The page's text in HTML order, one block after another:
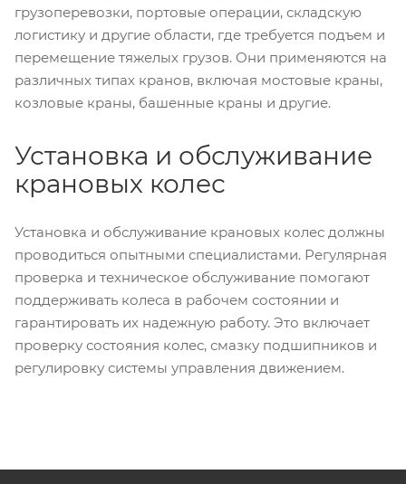
грузоперевозки, портовые операции, складскую
логистику и другие области, где требуется подъем и
перемещение тяжелых грузов. Они применяются на
различных типах кранов, включая мостовые краны,
козловые краны, башенные краны и другие.
Установка и обслуживание
крановых колес
Установка и обслуживание крановых колес должны
проводиться опытными специалистами. Регулярная
проверка и техническое обслуживание помогают
поддерживать колеса в рабочем состоянии и
гарантировать их надежную работу. Это включает
проверку состояния колес, смазку подшипников и
регулировку системы управления движением.